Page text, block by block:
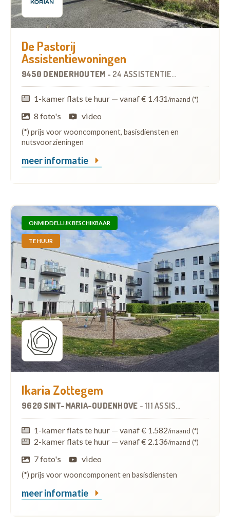
De Pastorij
Assistentiewoningen
9450 DENDERHOUTEM - 24 ASSISTENTIEWONINGEN
1-kamer flats te huur — vanaf € 1.431/maand (*)
8 foto's video
(*) prijs voor wooncomponent, basisdiensten en
nutsvoorzieningen
meer informatie
ONMIDDELLIJK BESCHIKBAAR
TE HUUR
Ikaria Zottegem
9620 SINT-MARIA-OUDENHOVE - 111 ASSISTENTIEWONINGEN
1-kamer flats te huur — vanaf € 1.582/maand (*)
2-kamer flats te huur — vanaf € 2.136/maand (*)
7 foto's video
(*) prijs voor wooncomponent en basisdiensten
meer informatie